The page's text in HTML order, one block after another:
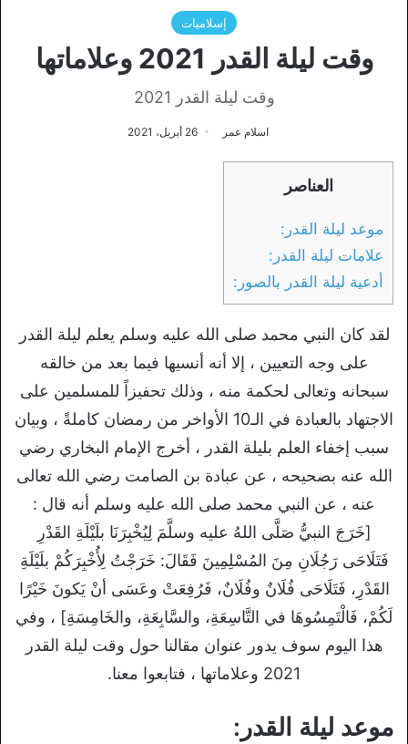
إسلاميات
وقت ليلة القدر 2021 وعلاماتها
وقت ليلة القدر 2021
اسلام عمر 26 أبريل، 2021
العناصر
موعد ليلة القدر:
علامات ليلة القدر:
أدعية ليلة القدر بالصور:
لقد كان النبي محمد صلى الله عليه وسلم يعلم ليلة القدر
على وجه التعيين ، إلا أنه أنسيها فيما بعد من خالقه
سبحانه وتعالى لحكمة منه ، وذلك تحفيزاً للمسلمين على
الاجتهاد بالعبادة في الـ10 الأواخر من رمضان كاملةً ، وبيان
سبب إخفاء العلم بليلة القدر ، أخرج الإمام البخاري رضي
الله عنه بصحيحه ، عن عبادة بن الصامت رضي الله تعالى
عنه ، عن النبي محمد صلى الله عليه وسلم أنه قال :
[خَرَجَ النبيُّ صَلَّى اللهُ عليه وسلَّمَ لِيُخْبِرَنَا بلَيْلَةِ القَدْرِ
فَتَلَاحَى رَجُلَانِ مِنَ المُسْلِمِينَ فَقَالَ: خَرَجْتُ لِأُخْبِرَكُمْ بلَيْلَةِ
القَدْرِ، فَتَلَاحَى فُلَانٌ وفُلَانٌ، فَرُفِعَتْ وعَسَى أنْ يَكونَ خَيْرًا
لَكُمْ، فَالْتَمِسُوهَا في التَّاسِعَةِ، والسَّابِعَةِ، والخَامِسَةِ] ، وفي
هذا اليوم سوف يدور عنوان مقالنا حول وقت ليلة القدر
2021 وعلاماتها ، فتابعوا معنا.
موعد ليلة القدر: